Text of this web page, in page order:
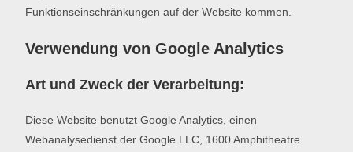
Funktionseinschränkungen auf der Website kommen.
Verwendung von Google Analytics
Art und Zweck der Verarbeitung:
Diese Website benutzt Google Analytics, einen
Webanalysedienst der Google LLC, 1600 Amphitheatre